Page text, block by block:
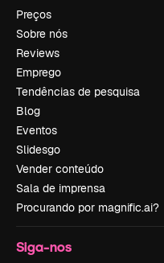
Preços
Sobre nós
Reviews
Emprego
Tendências de pesquisa
Blog
Eventos
Slidesgo
Vender conteúdo
Sala de imprensa
Procurando por magnific.ai?
Siga-nos